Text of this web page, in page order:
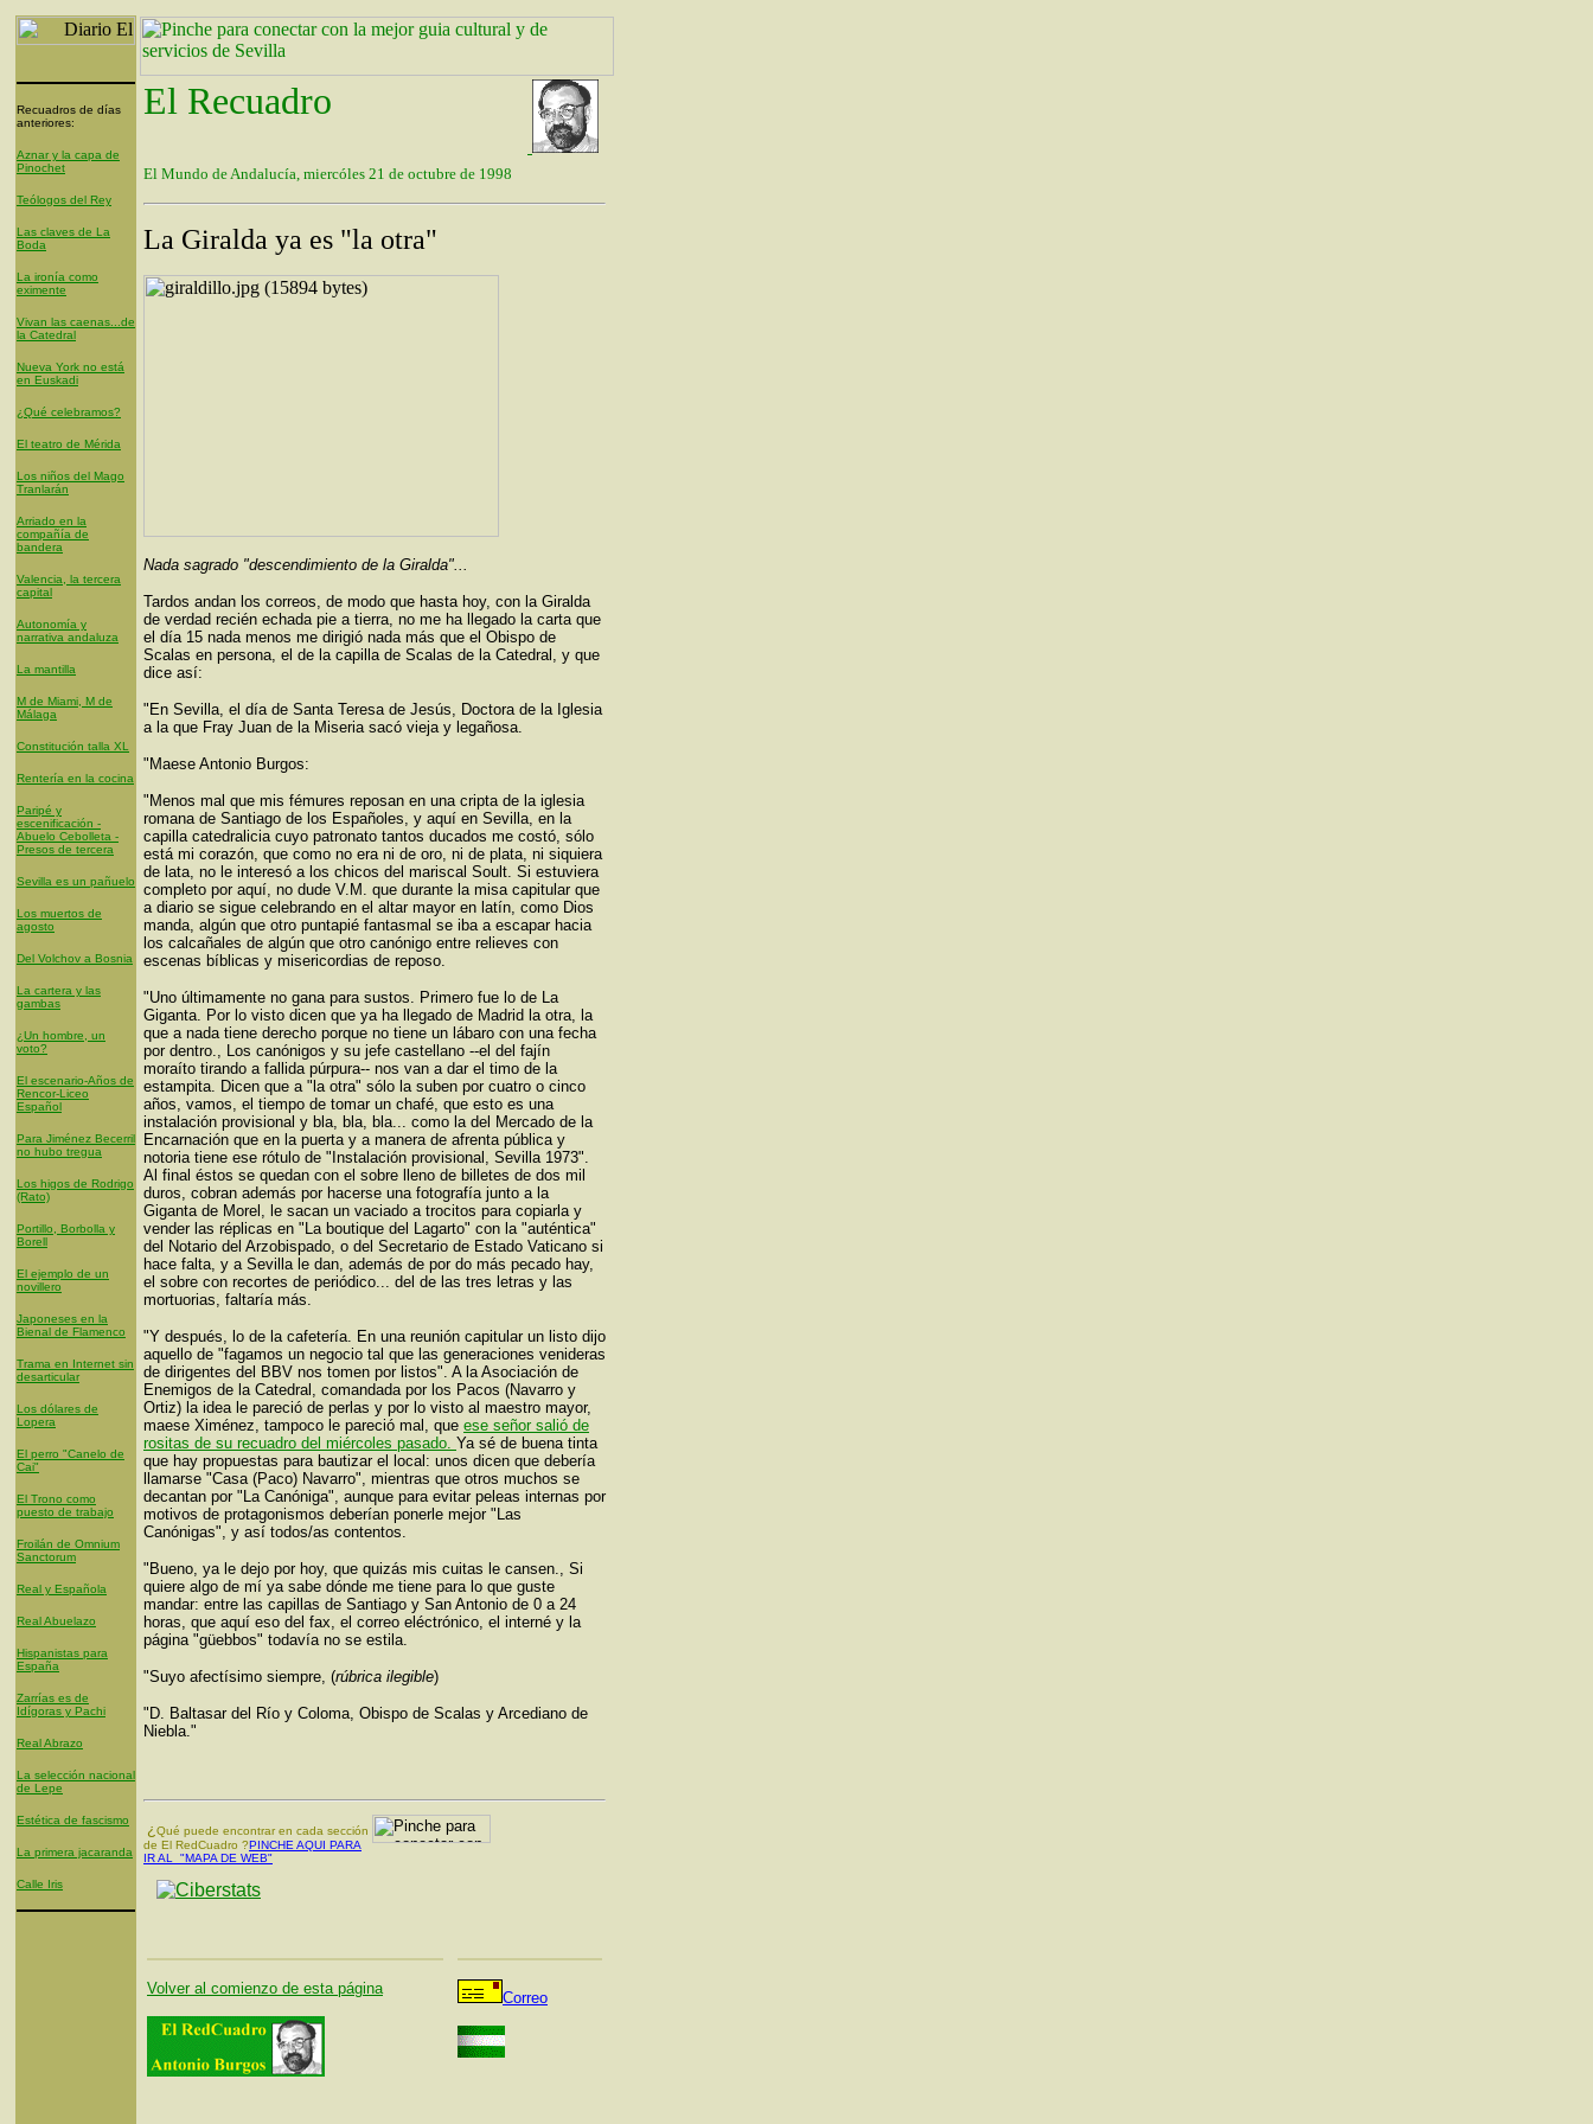
Recuadros de días
anteriores:
Aznar y la capa de
Pinochet
Teólogos del Rey
Las claves de La
Boda
La ironía como
eximente
Vivan las caenas...de
la Catedral
Nueva York no está
en Euskadi
¿Qué celebramos?
El teatro de Mérida
Los niños del Mago
Tranlarán
Arriado en la
compañía de
bandera
Valencia, la tercera
capital
Autonomía y
narrativa andaluza
La mantilla
M de Miami, M de
Málaga
Constitución talla XL
Rentería en la cocina
Paripé y
escenificación -
Abuelo Cebolleta -
Presos de tercera
Sevilla es un pañuelo
Los muertos de
agosto
Del Volchov a Bosnia
La cartera y las
gambas
¿Un hombre, un
voto?
El escenario-Años de
Rencor-Liceo
Español
Para Jiménez Becerril
no hubo tregua
Los higos de Rodrigo
(Rato)
Portillo, Borbolla y
Borell
El ejemplo de un
novillero
Japoneses en la
Bienal de Flamenco
Trama en Internet sin
desarticular
Los dólares de
Lopera
El perro "Canelo de
Cai"
El Trono como
puesto de trabajo
Froilán de Omnium
Sanctorum
Real y Española
Real Abuelazo
Hispanistas para
España
Zarrías es de
Idígoras y Pachi
Real Abrazo
La selección nacional
de Lepe
Estética de fascismo
La primera jacaranda
Calle Iris
El Recuadro
El Mundo de Andalucía, miercóles 21 de octubre de 1998
La Giralda ya es "la otra"
Nada sagrado "descendimiento de la Giralda"...
Tardos andan los correos, de modo que hasta hoy, con la Giralda
de verdad recién echada pie a tierra, no me ha llegado la carta que
el día 15 nada menos me dirigió nada más que el Obispo de
Scalas en persona, el de la capilla de Scalas de la Catedral, y que
dice así:
"En Sevilla, el día de Santa Teresa de Jesús, Doctora de la Iglesia
a la que Fray Juan de la Miseria sacó vieja y legañosa.
"Maese Antonio Burgos:
"Menos mal que mis fémures reposan en una cripta de la iglesia
romana de Santiago de los Españoles, y aquí en Sevilla, en la
capilla catedralicia cuyo patronato tantos ducados me costó, sólo
está mi corazón, que como no era ni de oro, ni de plata, ni siquiera
de lata, no le interesó a los chicos del mariscal Soult. Si estuviera
completo por aquí, no dude V.M. que durante la misa capitular que
a diario se sigue celebrando en el altar mayor en latín, como Dios
manda, algún que otro puntapié fantasmal se iba a escapar hacia
los calcañales de algún que otro canónigo entre relieves con
escenas bíblicas y misericordias de reposo.
"Uno últimamente no gana para sustos. Primero fue lo de La
Giganta. Por lo visto dicen que ya ha llegado de Madrid la otra, la
que a nada tiene derecho porque no tiene un lábaro con una fecha
por dentro., Los canónigos y su jefe castellano --el del fajín
moraíto tirando a fallida púrpura-- nos van a dar el timo de la
estampita. Dicen que a "la otra" sólo la suben por cuatro o cinco
años, vamos, el tiempo de tomar un chafé, que esto es una
instalación provisional y bla, bla, bla... como la del Mercado de la
Encarnación que en la puerta y a manera de afrenta pública y
notoria tiene ese rótulo de "Instalación provisional, Sevilla 1973".
Al final éstos se quedan con el sobre lleno de billetes de dos mil
duros, cobran además por hacerse una fotografía junto a la
Giganta de Morel, le sacan un vaciado a trocitos para copiarla y
vender las réplicas en "La boutique del Lagarto" con la "auténtica"
del Notario del Arzobispado, o del Secretario de Estado Vaticano si
hace falta, y a Sevilla le dan, además de por do más pecado hay,
el sobre con recortes de periódico... del de las tres letras y las
mortuorias, faltaría más.
"Y después, lo de la cafetería. En una reunión capitular un listo dijo
aquello de "fagamos un negocio tal que las generaciones venideras
de dirigentes del BBV nos tomen por listos". A la Asociación de
Enemigos de la Catedral, comandada por los Pacos (Navarro y
Ortiz) la idea le pareció de perlas y por lo visto al maestro mayor,
maese Ximénez, tampoco le pareció mal, que ese señor salió de
rositas de su recuadro del miércoles pasado. Ya sé de buena tinta
que hay propuestas para bautizar el local: unos dicen que debería
llamarse "Casa (Paco) Navarro", mientras que otros muchos se
decantan por "La Canóniga", aunque para evitar peleas internas por
motivos de protagonismos deberían ponerle mejor "Las
Canónigas", y así todos/as contentos.
"Bueno, ya le dejo por hoy, que quizás mis cuitas le cansen., Si
quiere algo de mí ya sabe dónde me tiene para lo que guste
mandar: entre las capillas de Santiago y San Antonio de 0 a 24
horas, que aquí eso del fax, el correo eléctrónico, el interné y la
página "güebbos" todavía no se estila.
"Suyo afectísimo siempre, (rúbrica ilegible)
"D. Baltasar del Río y Coloma, Obispo de Scalas y Arcediano de
Niebla."
¿ Qué puede encontrar en cada sección
de El RedCuadro ?PINCHE AQUI PARA
IR AL "MAPA DE WEB"
Volver al comienzo de esta página
Correo